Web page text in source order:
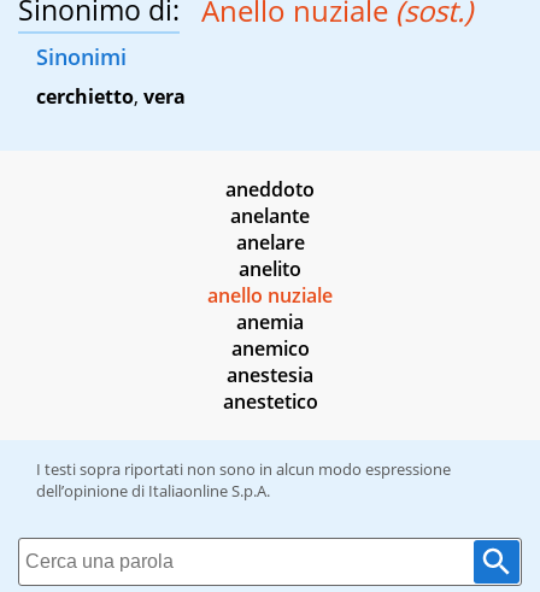
Sinonimo di: Anello nuziale (sost.)
Sinonimi
cerchietto, vera
aneddoto
anelante
anelare
anelito
anello nuziale
anemia
anemico
anestesia
anestetico
I testi sopra riportati non sono in alcun modo espressione
dell’opinione di Italiaonline S.p.A.